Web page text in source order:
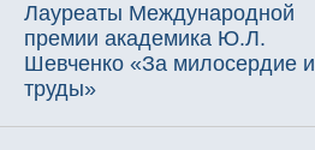
Лауреаты Международной
премии академика Ю.Л.
Шевченко «За милосердие и
труды»